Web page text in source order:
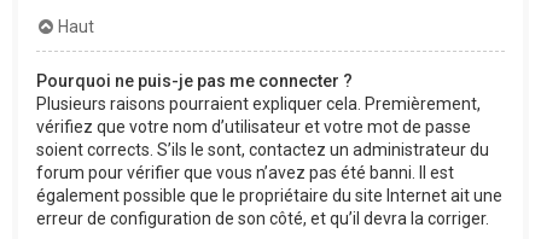
Haut
Pourquoi ne puis-je pas me connecter ?
Plusieurs raisons pourraient expliquer cela. Premièrement,
vérifiez que votre nom d’utilisateur et votre mot de passe
soient corrects. S’ils le sont, contactez un administrateur du
forum pour vérifier que vous n’avez pas été banni. Il est
également possible que le propriétaire du site Internet ait une
erreur de configuration de son côté, et qu’il devra la corriger.